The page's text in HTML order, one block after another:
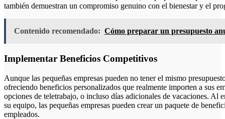
también demuestran un compromiso genuino con el bienestar y el
Contenido recomendado: Cómo preparar un presupuesto
Implementar Beneficios Competitivos
Aunque las pequeñas empresas pueden no tener el mismo
ofreciendo beneficios personalizados que realmente importen a sus
opciones de teletrabajo, o incluso días adicionales de vacaciones. Al
su equipo, las pequeñas empresas pueden crear un paquete de
empleados.